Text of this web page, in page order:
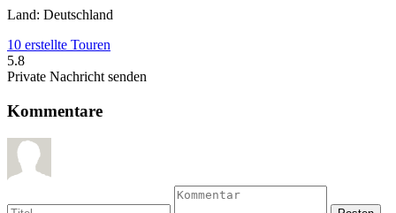
Land: Deutschland
10 erstellte Touren
5.8
Private Nachricht senden
Kommentare